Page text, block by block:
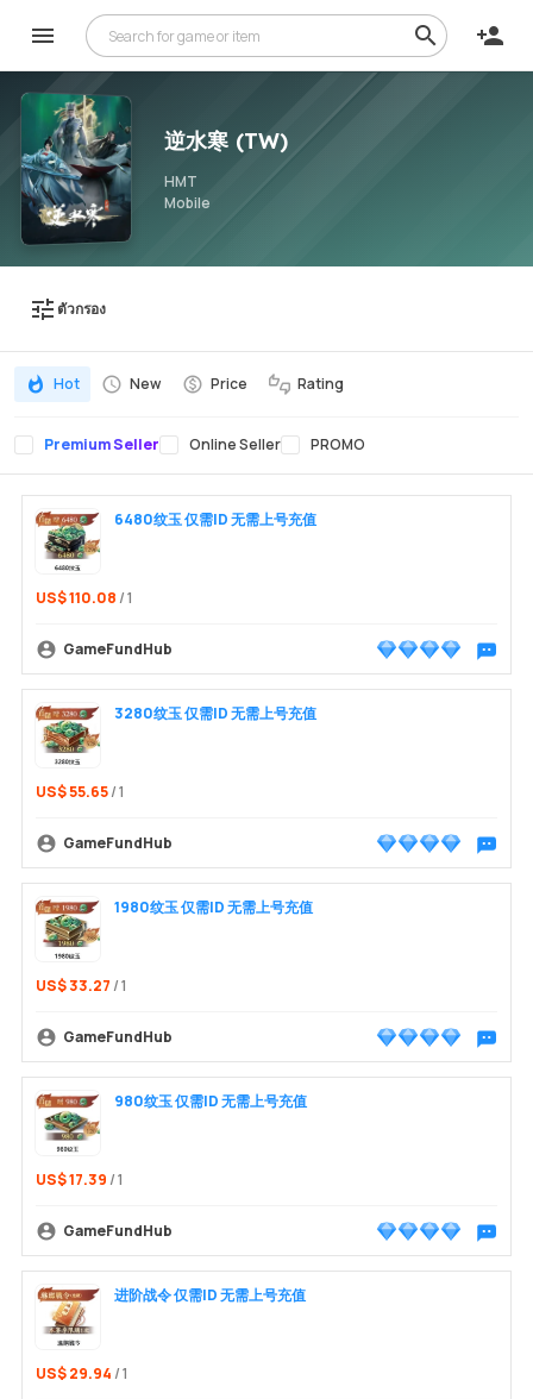
逆水寒 (TW)
HMT
Mobile
ตัวกรอง
Hot New Price Rating
Premium Seller Online Seller PROMO
6480纹玉 仅需ID 无需上号充值
US$ 110.08 / 1
GameFundHub
พูดคุยกั
3280纹玉 仅需ID 无需上号充值
US$ 55.65/ 1
GameFundHub
พูดคุยกั
1980纹玉 仅需ID 无需上号充值
US$ 33.27 / 1
GameFundHub
พูดคุยกั
980纹玉 仅需ID 无需上号充值
US$ 17.39 / 1
GameFundHub
พูดคุยกั
进阶战令 仅需ID 无需上号充值
US$ 29.94 / 1